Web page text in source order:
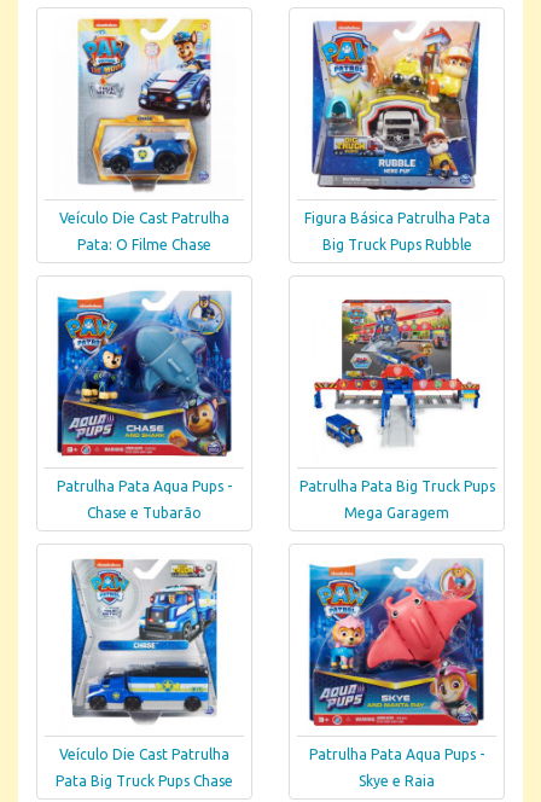
Veículo Die Cast Patrulha
Pata: O Filme Chase
Figura Básica Patrulha Pata
Big Truck Pups Rubble
Patrulha Pata Aqua Pups -
Chase e Tubarão
Patrulha Pata Big Truck Pups
Mega Garagem
Veículo Die Cast Patrulha
Pata Big Truck Pups Chase
Patrulha Pata Aqua Pups -
Skye e Raia